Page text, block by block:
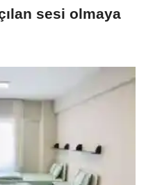
sesi olmaya